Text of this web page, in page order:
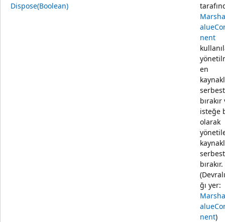
Dispose(Boolean)
nent
en
serbest
bırakır
isteğe
olarak
serbest
bırakır.
ğı yer:
nent)